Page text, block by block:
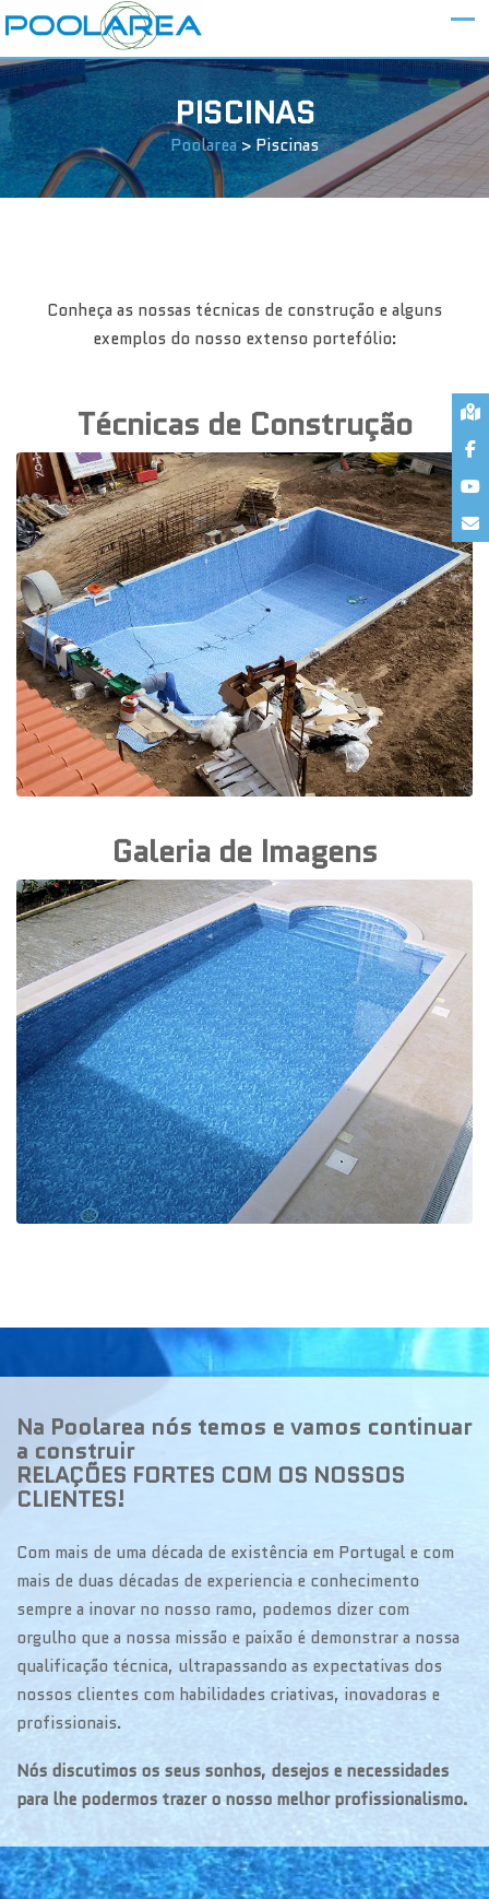
PISCINAS
Poolarea>Piscinas
Conheça as nossas técnicas de construção e alguns
exemplos do nosso extenso portefólio:
Técnicas de Construção
Galeria de Imagens
Na Poolarea nós temos e vamos continuar
a construir
RELAÇÕES FORTES COM OS NOSSOS
CLIENTES!
Com mais de uma década de existência em Portugal e com
mais de duas décadas de experiencia e conhecimento
sempre a inovar no nosso ramo, podemos dizer com
orgulho que a nossa missão e paixão é demonstrar a nossa
qualificação técnica, ultrapassando as expectativas dos
nossos clientes com habilidades criativas, inovadoras e
profissionais.
Nós discutimos os seus sonhos, desejos e necessidades
para lhe podermos trazer o nosso melhor profissionalismo.